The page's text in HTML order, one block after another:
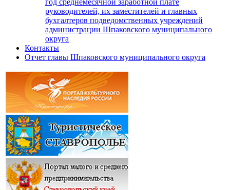
год среднемесячной заработной плате
руководителей, их заместителей и главных
бухгалтеров подведомственных учреждений
администрации Шпаковского муниципального
округа
Контакты
Отчет главы Шпаковского муниципального округа